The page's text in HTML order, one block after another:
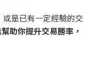
是已有一定經驗的交
助你提升交易勝率，